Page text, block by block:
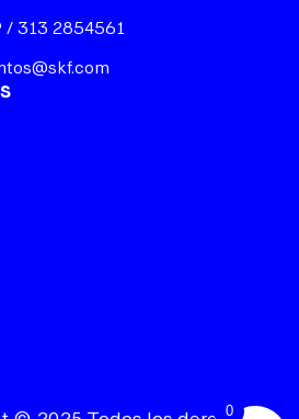
/ 313 2854561
0